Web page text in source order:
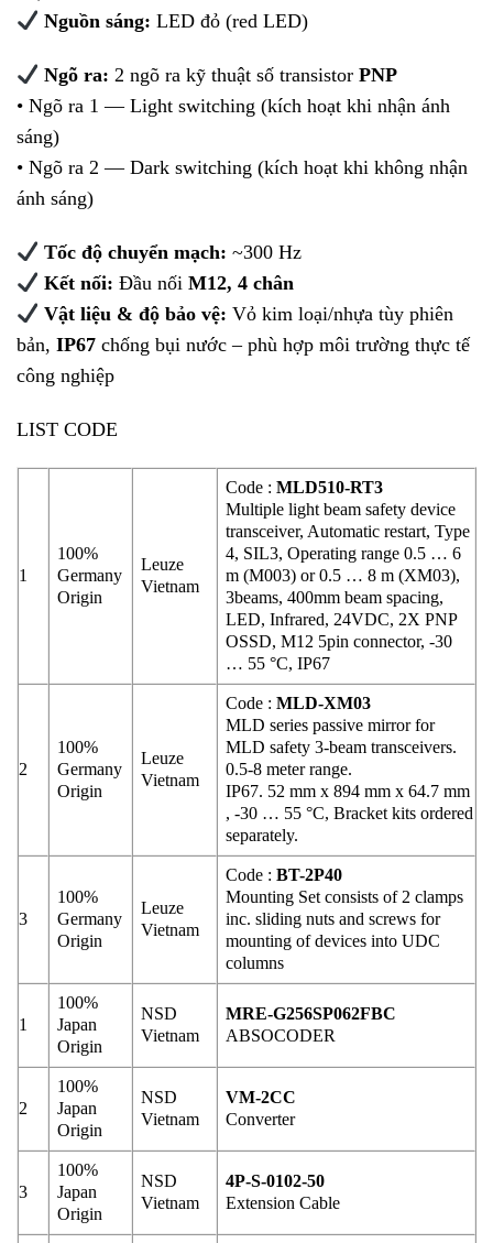
Nguồn sáng: LED đỏ (red LED)
Ngõ ra: 2 ngõ ra kỹ thuật số transistorPNP
• Ngõ ra 1 — Light switching (kích hoạt khi nhận ánh
sáng)
• Ngõ ra 2 — Dark switching (kích hoạt khi không nhận
ánh sáng)
Tốc độ chuyển mạch: ~300 Hz
Kết nối: Đầu nốiM12, 4 chân
Vật liệu & độ bảo vệ: Vỏ kim loại/nhựa tùy phiên
bản, IP67 chống bụi nước – phù hợp môi trường thực tế
công nghiệp
LIST CODE
1
100%
Germany
Origin
Leuze
Vietnam
Code :MLD510-RT3
Multiple light beam safety device
transceiver, Automatic restart, Type
4, SIL3, Operating range 0.5 … 6
m (M003) or 0.5 … 8 m (XM03),
3beams, 400mm beam spacing,
LED, Infrared, 24VDC, 2X PNP
OSSD, M12 5pin connector, -30
… 55 °C, IP67
2
100%
Germany
Origin
Leuze
Vietnam
Code :MLD-XM03
MLD series passive mirror for
MLD safety 3-beam transceivers.
0.5-8 meter range.
IP67. 52 mm x 894 mm x 64.7 mm
, -30 … 55 °C, Bracket kits ordered
separately.
3
100%
Germany
Origin
Leuze
Vietnam
Code :BT-2P40
Mounting Set consists of 2 clamps
inc. sliding nuts and screws for
mounting of devices into UDC
columns
1
100%
Japan
Origin
NSD
Vietnam
MRE-G256SP062FBC
ABSOCODER
2
100%
Japan
Origin
NSD
Vietnam
VM-2CC
Converter
3
100%
Japan
Origin
NSD
Vietnam
4P-S-0102-50
Extension Cable